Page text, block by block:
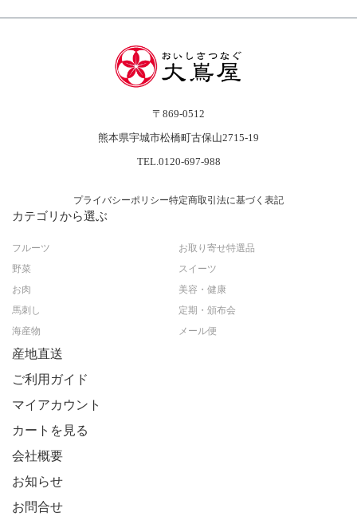
〒869-0512
熊本県宇城市松橋町古保山2715-19
TEL.0120-697-988
プライバシーポリシー特定商取引法に基づく表記
カテゴリから選ぶ
フルーツ
野菜
お肉
馬刺し
海産物
お取り寄せ特選品
スイーツ
美容・健康
定期・頒布会
メール便
産地直送
ご利用ガイド
マイアカウント
カートを見る
会社概要
お知らせ
お問合せ